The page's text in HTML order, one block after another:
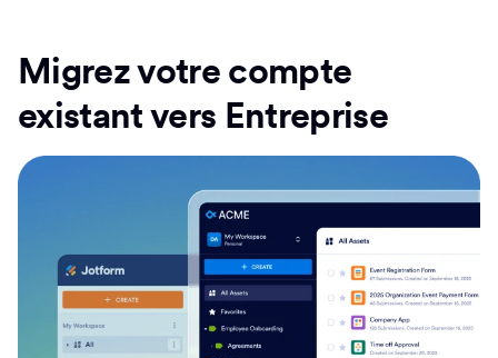
Migrez votre compte
existant vers Entreprise